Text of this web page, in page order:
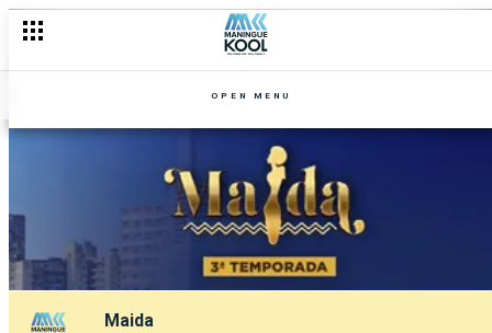
OPEN MENU
Maida